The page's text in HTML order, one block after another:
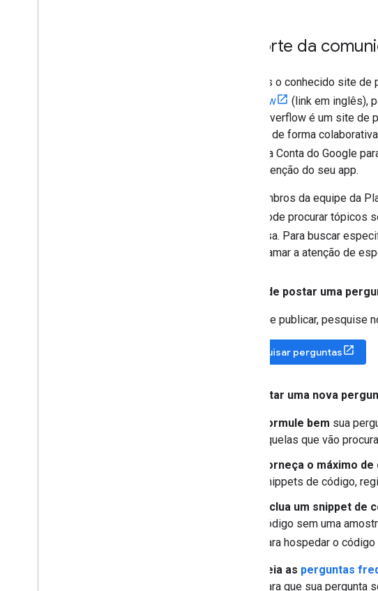
Suporte da
Usamos o conhecido site
Overflow
(link em inglês),
Stack Overflow é um site
editado de forma
usar sua Conta do Google
a manutenção do seu app.
Os membros da equipe da
Você pode procurar tópicos
pesquisa. Para buscar
para chamar a atenção de
Antes de postar uma
Antes de publicar, pesquise
Pesquisar perguntas
Ao postar uma nova
Formule bem sua
aquelas que vão
Forneça o máximo
snippets de código,
Inclua um snippet
código sem uma
para hospedar o
Leia as perguntas
para que sua pergunta